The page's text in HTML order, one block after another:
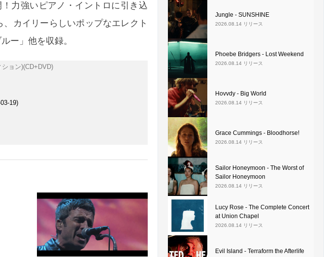
力強いピアノ・イントロに引き込
カイリーらしいポップなエレクト
ー」他を収録。
ョン)(CD+DVD)
19)
Jungle - SUNSHINE
2026.08.14 リリース
Phoebe Bridgers - Lost Weekend
2026.08.14 リリース
Hovvdy - Big World
2026.08.14 リリース
Grace Cummings - Bloodhorse!
2026.08.14 リリース
Sailor Honeymoon - The Worst of
Sailor Honeymoon
2026.08.14 リリース
Lucy Rose - The Complete Concert
at Union Chapel
2026.08.14 リリース
Evil Island - Terraform the Afterlife